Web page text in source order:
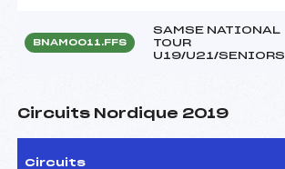
BNAM0011.FFS
SAMSE NATIONAL
TOUR
U19/U21/SENIORS
Circuits Nordique 2019
Circuits